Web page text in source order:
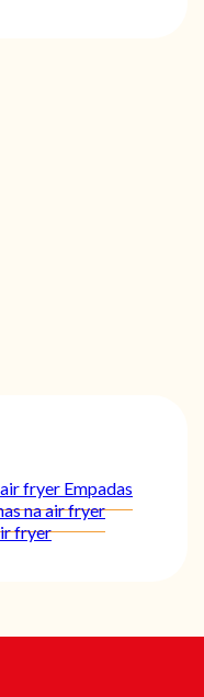
fryer Empadas
na air fryer
fryer